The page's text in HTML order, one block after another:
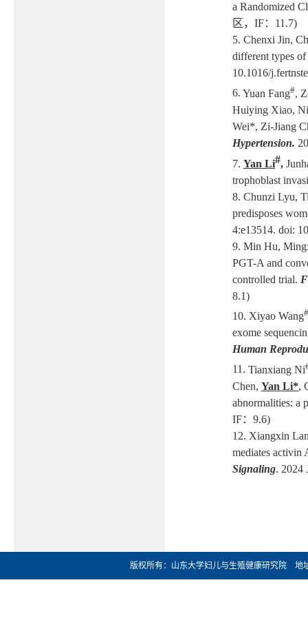
a Randomized
区， IF： 11.7)
5. Chenxi Jin,
different types
10.1016/
6. Yuan Fang#,
Huiying Xiao,
Wei*, Zi-Jiang
Hypertension.
7. Yan Li#,
trophoblast
8. Chunzi Lyu,
predisposes
4:e13514. doi:
9. Min Hu,
PGT-A and
controlled trial.
8.1)
10. Xiyao Wang#
exome
Human
11. Tianxiang Ni
Chen, Yan Li*,
abnormalities: a
IF： 9.6)
12. Xiangxin
mediates activin
Signaling. 2024
版权所有：山东大学妇儿与生殖健康研究院 地